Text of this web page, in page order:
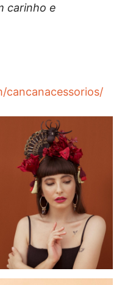
carinho e
cancanacessorios/